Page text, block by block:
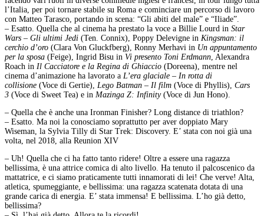
l’Italia, per poi tornare stabile su Roma e cominciare un percorso di lavoro
con Matteo Tarasco, portando in scena: “Gli abiti del male” e “Iliade”.
– Esatto. Quella che al cinema ha prestato la voce a Billie Lourd in Star
Wars – Gli ultimi Jedi (Ten. Connix), Poppy Delevigne in Kingsman: il
cerchio d’oro (Clara Von Gluckfberg), Ronny Merhavi in Un appuntamento
per la sposa (Feige), Ingrid Bisu in Vi presento Toni Erdmann , Alexandra
Roach in Il Cacciatore e la Regina di Ghiaccio (Doreena), mentre nel
cinema d’animazione ha lavorato a L’era glaciale – In rotta di
collisione (Voce di Gertie), Lego Batman – Il film (Voce di Phyllis), Cars
3 (Voce di Sweet Tea) e in Mazinga Z: Infinity(Voce di Jun Hono).
– Quella che è anche una Ironman Finisher? Long distance di triathlon?
– Esatto. Ma noi la conosciamo soprattutto per aver doppiato Mary
Wiseman, la Sylvia Tilly di Star Trek: Discovery. E’ stata con noi già una
volta, nel 2018, alla Reunion XIV
– Uh! Quella che ci ha fatto tanto ridere! Oltre a essere una ragazza
bellissima, è una attrice comica di alto livello. Ha tenuto il palcoscenico da
mattatrice, e ci siamo praticamente tutti innamorati di lei! Che verve! Alta,
atletica, spumeggiante, e bellissima: una ragazza scatenata dotata di una
grande carica di energia. E’ stata immensa! E bellissima. L’ho già detto,
bellissima?